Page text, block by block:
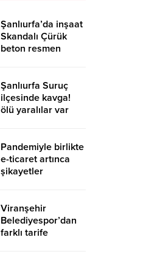
Şanlıurfa’da inşaat
Skandalı Çürük
beton resmen
Şanlıurfa Suruç
ilçesinde kavga!
ölü yaralılar var
Pandemiyle birlikte
e-ticaret artınca
şikayetler
Viranşehir
Belediyespor’dan
farklı tarife